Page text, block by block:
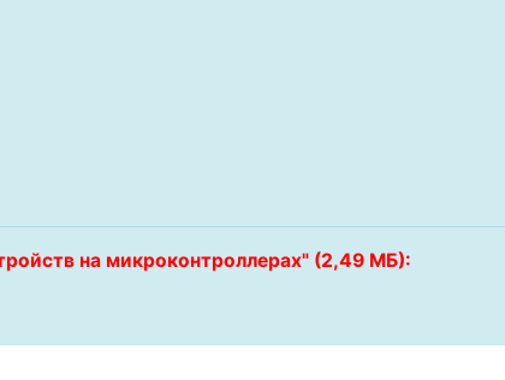
на микроконтроллерах" (2,49 МБ):